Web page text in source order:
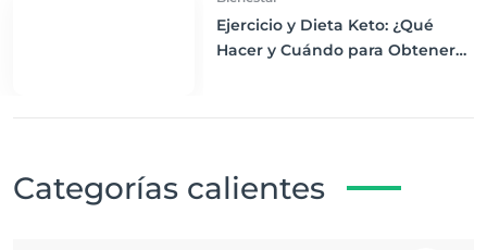
Ejercicio y Dieta Keto: ¿Qué
Hacer y Cuándo para Obtener
Categorías calientes